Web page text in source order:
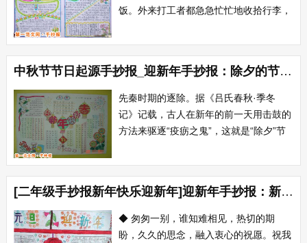
饭。外来打工者都急急忙忙地收拾行李，
的;我们小孩子，取得了好成绩，心中美
滋滋的，等待着家长们的夸奖……大街
上、小区里、超市中，到处都洋溢着喜...
中秋节节日起源手抄报_迎新年手抄报：除夕的节日起源
先秦时期的逐除。据《吕氏春秋·季冬
记》记载，古人在新年的前一天用击鼓的
方法来驱逐“疫疬之鬼”，这就是“除夕”节
称，最早提及“除夕”这一名称的，是西
晋...
[二年级手抄报新年快乐迎新年]迎新年手抄报：新年快乐
◆ 匆匆一别，谁知难相见，热切的期
盼，久久的思念，融入衷心的祝愿。祝我